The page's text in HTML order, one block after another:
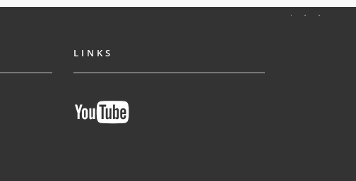
LINKS